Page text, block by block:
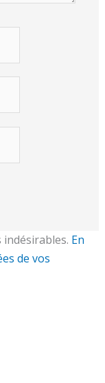
En
de vos